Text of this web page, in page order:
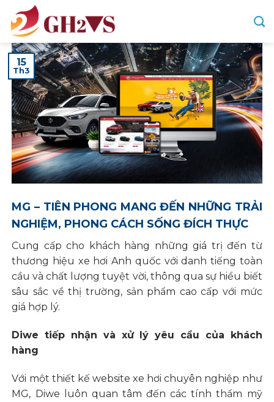
content
15
Th3
MG – TIÊN PHONG MANG ĐẾN NHỮNG TRẢI
NGHIỆM, PHONG CÁCH SỐNG ĐÍCH THỰC
Cung cấp cho khách hàng những giá trị đến từ
thương hiệu xe hơi Anh quốc với danh tiếng toàn
cầu và chất lượng tuyệt vời, thông qua sự hiểu biết
sâu sắc về thị trường, sản phẩm cao cấp với mức
giá hợp lý.
Diwe tiếp nhận và xử lý yêu cầu của khách
hàng
Với một thiết kế website xe hơi chuyên nghiệp như
MG, Diwe luôn quan tâm đến các tính thẩm mỹ